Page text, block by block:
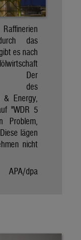
das
es nach
Der
des
& Energy,
"WDR 5
Problem,
lägen
nicht
APA/dpa